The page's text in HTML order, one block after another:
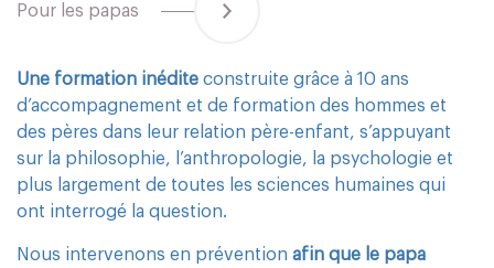
Pour les papas
Une formation inédite construite grâce à 10 ans
d’accompagnement et de formation des hommes et
des pères dans leur relation père-enfant, s’appuyant
sur la philosophie, l’anthropologie, la psychologie et
plus largement de toutes les sciences humaines qui
ont interrogé la question.
Nous intervenons en prévention afin que le papa